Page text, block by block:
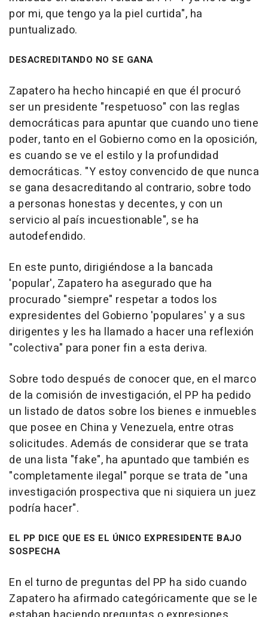
por mi, que tengo ya la piel curtida", ha
puntualizado.
DESACREDITANDO NO SE GANA
Zapatero ha hecho hincapié en que él procuró
ser un presidente "respetuoso" con las reglas
democráticas para apuntar que cuando uno tiene
poder, tanto en el Gobierno como en la oposición,
es cuando se ve el estilo y la profundidad
democráticas. "Y estoy convencido de que nunca
se gana desacreditando al contrario, sobre todo
a personas honestas y decentes, y con un
servicio al país incuestionable", se ha
autodefendido.
En este punto, dirigiéndose a la bancada
'popular', Zapatero ha asegurado que ha
procurado "siempre" respetar a todos los
expresidentes del Gobierno 'populares' y a sus
dirigentes y les ha llamado a hacer una reflexión
"colectiva" para poner fin a esta deriva.
Sobre todo después de conocer que, en el marco
de la comisión de investigación, el PP ha pedido
un listado de datos sobre los bienes e inmuebles
que posee en China y Venezuela, entre otras
solicitudes. Además de considerar que se trata
de una lista "fake", ha apuntado que también es
"completamente ilegal" porque se trata de "una
investigación prospectiva que ni siquiera un juez
podría hacer".
EL PP DICE QUE ES EL ÚNICO EXPRESIDENTE BAJO
SOSPECHA
En el turno de preguntas del PP ha sido cuando
Zapatero ha afirmado categóricamente que se le